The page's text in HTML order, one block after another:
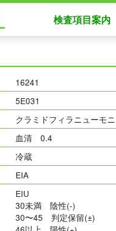
検査項目案内
16241
5E031
クラミドフィラニューモ
血清 0.4
冷蔵
EIA
EIU
30未満 陰性(-)
30〜45 判定保留(±)